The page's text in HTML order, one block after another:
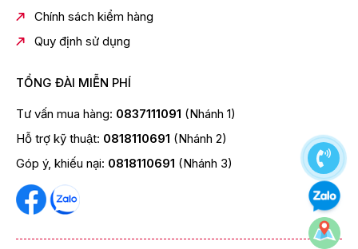
Chính sách kiểm hàng
Quy định sử dụng
TỔNG ĐÀI MIỄN PHÍ
Tư vấn mua hàng: 0837111091 (Nhánh 1)
Hỗ trợ kỹ thuật: 0818110691 (Nhánh 2)
Góp ý, khiếu nại: 0818110691 (Nhánh 3)